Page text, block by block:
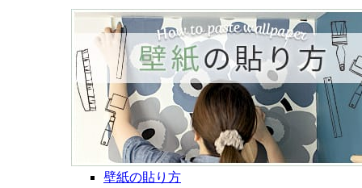
壁紙の貼り方